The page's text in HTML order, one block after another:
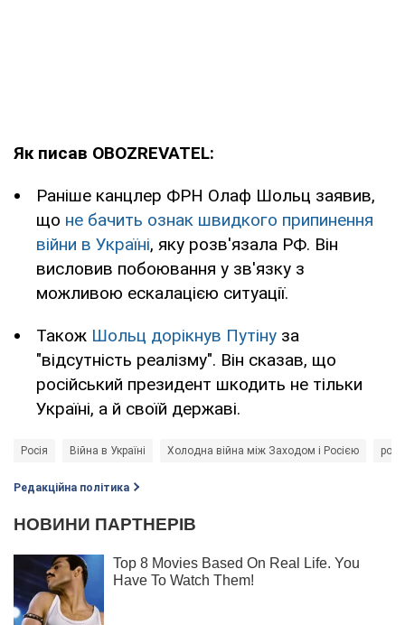
Як писав OBOZREVATEL:
Раніше канцлер ФРН Олаф Шольц заявив,
що не бачить ознак швидкого припинення
війни в Україні, яку розв'язала РФ. Він
висловив побоювання у зв'язку з
можливою ескалацією ситуації.
Також Шольц дорікнув Путіну за
"відсутність реалізму". Він сказав, що
російський президент шкодить не тільки
Україні, а й своїй державі.
Росія Війна в Україні Холодна війна між Заходом і Росією
Редакційна політика